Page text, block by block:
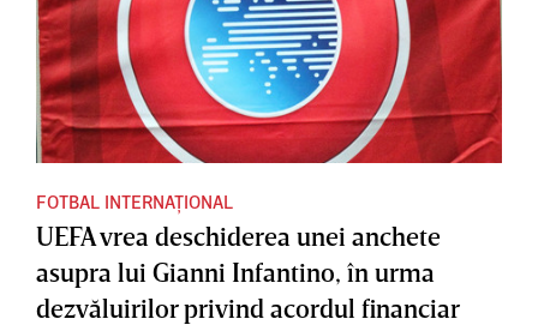
FOTBAL INTERNAȚIONAL
UEFA vrea deschiderea unei anchete
asupra lui Gianni Infantino, în urma
dezvăluirilor privind acordul financiar